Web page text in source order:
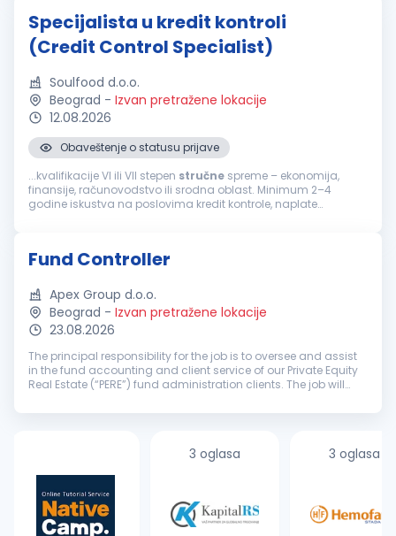
Specijalista u kredit kontroli
(Credit Control Specialist)
Soulfood d.o.o.
Beograd - Izvan pretražene lokacije
12.08.2026
Obaveštenje o statusu prijave
...kvalifikacije VI ili VII stepen stručne spreme – ekonomija,
finansije, računovodstvo ili srodna oblast. Minimum 2–4
godine iskustva na poslovima kredit kontrole, naplate
a. Iskustvo u radu sa ERP sistemima. Aktivno znanje engleskog
preciznost i dobre komunikacione veštine...
Fund Controller
Apex Group d.o.o.
Beograd - Izvan pretražene lokacije
23.08.2026
The principal responsibility for the job is to oversee and assist
in the fund accounting and client service of our Private Equity
Real Estate (“PERE”) fund administration clients. The job will
3 oglasa 3 oglasa